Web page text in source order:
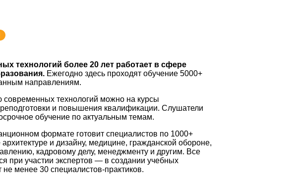
технологий более 20 лет работает в сфере
Ежегодно здесь проходят обучение 5000+
направлениям.
современных технологий можно на курсы
и повышения квалификации. Слушатели
обучение по актуальным темам.
формате готовит специалистов по 1000+
и дизайну, медицине, гражданской обороне,
кадровому делу, менеджменту и другим. Все
при участии экспертов — в создании учебных
не менее 30 специалистов-практиков.